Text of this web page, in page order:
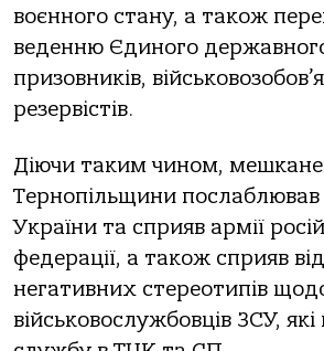
воєнного стану, а також
веденню Єдиного
призовників,
резервістів.
Діючи таким чином,
Тернопільщини
України та сприяв армії
федерації, а також сприяв
негативних стереотипів
військовослужбовців ЗСУ,